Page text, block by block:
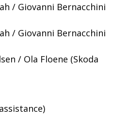
/ Giovanni Bernacchini
/ Giovanni Bernacchini
/ Ola Floene (Skoda